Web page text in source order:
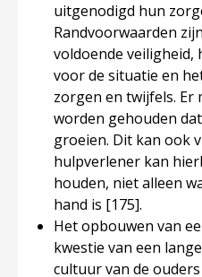
uitgenodigd hun
Randvoorwaarden
voldoende
voor de situatie en
zorgen en twijfels. Er
worden gehouden
groeien. Dit kan ook
hulpverlener kan
houden, niet alleen
hand is [175].
Het opbouwen van
kwestie van een
cultuur van de